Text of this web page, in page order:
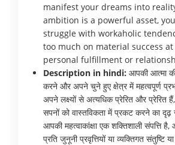
manifest your dreams into
ambition is a powerful asset,
struggle with workaholic
too much on material success
personal fulfillment or
Description in hindi: आपकी आत्मा
करने और अपने चुने हुए क्षेत्र में महत्वपूर्ण
अपने लक्ष्यों से अत्यधिक प्रेरित और
सपनों को वास्तविकता में प्रकट करने का
आपकी महत्वाकांक्षा एक शक्तिशाली संपत्ति
प्रति जुनूनी प्रवृत्तियों या व्यक्तिगत संतुष्टि